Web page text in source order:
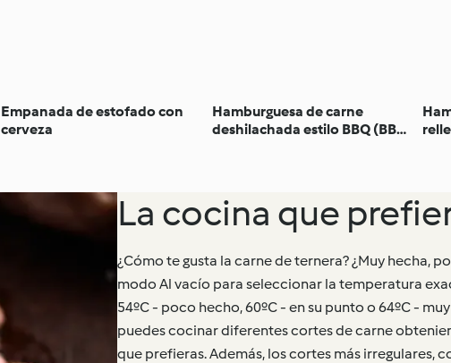
Empanada de estofado con
cerveza
Hamburguesa de carne
deshilachada estilo BBQ (BBQ
La cocina que
¿Cómo te gusta la carne de ternera? ¿Muy hecha,
modo Al vacío para seleccionar la temperatura
54ºC - poco hecho, 60ºC - en su punto o 64ºC -
puedes cocinar diferentes cortes de carne
que prefieras. Además, los cortes más irregulares,